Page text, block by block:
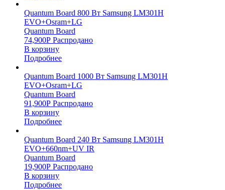
Quantum Board 800 Вт Samsung LM301H
EVO+Osram+LG
Quantum Board
74,900Р Распродано
В корзину
Подробнее
Quantum Board 1000 Вт Samsung LM301H
EVO+Osram+LG
Quantum Board
91,900Р Распродано
В корзину
Подробнее
Quantum Board 240 Вт Samsung LM301H
EVO+660nm+UV IR
Quantum Board
19,900Р Распродано
В корзину
Подробнее